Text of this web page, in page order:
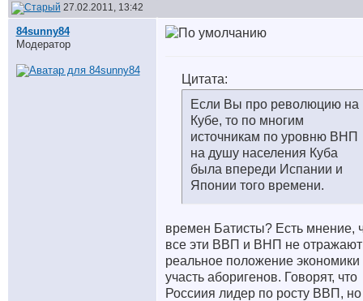
27.02.2011, 13:42
84sunny84
Модератор
Цитата:
Если Вы про революцию на
Кубе, то по многим
источникам по уровню ВНП
на душу населения Куба
была впереди Испании и
Японии того времени.
времен Батисты? Есть мнение,
все эти ВВП и ВНП не отражают
реальное положение экономики
участь аборигенов. Говорят, что
Россиия лидер по росту ВВП,